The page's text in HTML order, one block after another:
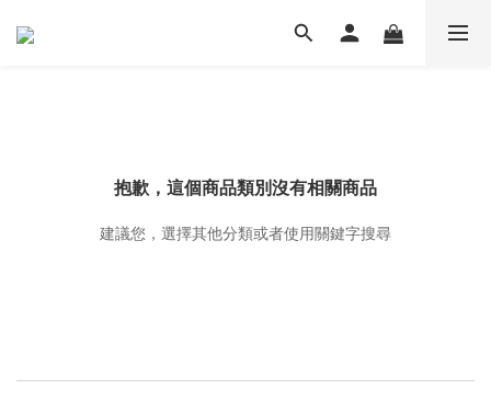
抱歉，這個商品類別沒有相關商品
建議您，選擇其他分類或者使用關鍵字搜尋